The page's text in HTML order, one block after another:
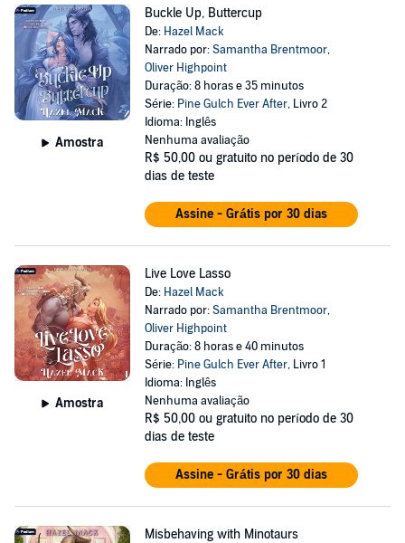
Amostra
Buckle Up, Buttercup
De: Hazel Mack
Narrado por:Samantha Brentmoor,
Oliver Highpoint
Duração: 8 horas e 35 minutos
Série: Pine Gulch Ever After, Livro 2
Idioma: Inglês
Nenhuma avaliação
R$ 50,00 ou gratuito no período de 30
dias de teste
Assine - Grátis por 30 dias
Amostra
Live Love Lasso
De: Hazel Mack
Narrado por:Samantha Brentmoor,
Oliver Highpoint
Duração: 8 horas e 40 minutos
Série: Pine Gulch Ever After, Livro 1
Idioma: Inglês
Nenhuma avaliação
R$ 50,00 ou gratuito no período de 30
dias de teste
Assine - Grátis por 30 dias
Misbehaving with Minotaurs